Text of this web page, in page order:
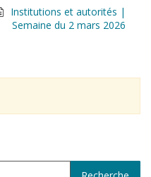
Institutions et autorités |
Semaine du 2 mars 2026